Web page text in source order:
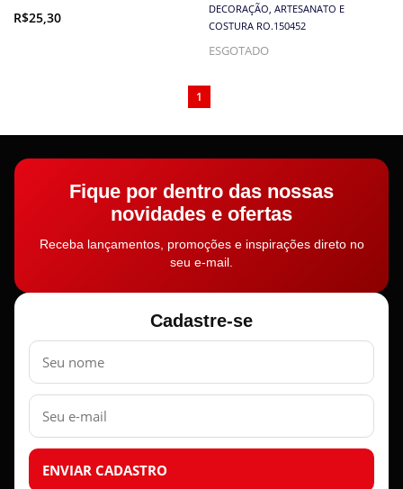
R$25,30
DECORAÇÃO, ARTESANATO E
COSTURA RO.150452
ESGOTADO
1
Fique por dentro das nossas
novidades e ofertas
Receba lançamentos, promoções e inspirações direto no
seu e-mail.
Cadastre-se
Nome
E-
mail
ENVIAR CADASTRO